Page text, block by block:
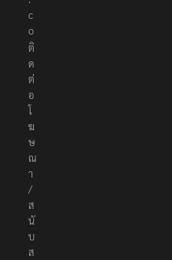
c
o
ติ
ด
ต่
อ
โ
ฆ
ษ
ณ
า
/
ส
นั
บ
ส